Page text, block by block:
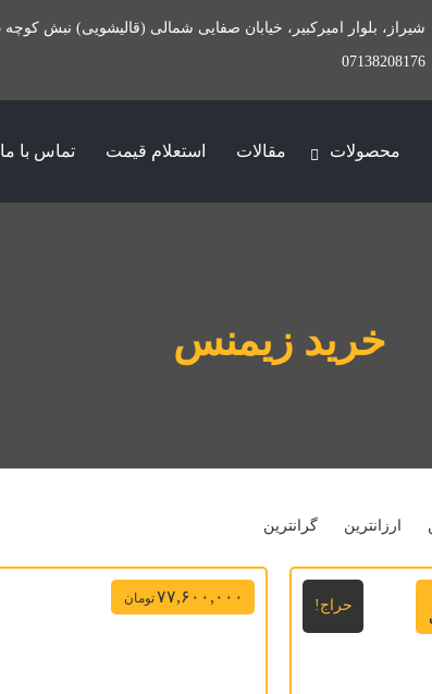
شیراز، بلوار امیرکبیر، خیابان صفایی شمالی (قالیشویی) نبش کوچه 5
07138208176
محصولات مقالات استعلام قیمت تماس با ما
خرید زیمنس
ارزانترین گرانترین
۷۷,۶۰۰,۰۰۰تومان حراج!